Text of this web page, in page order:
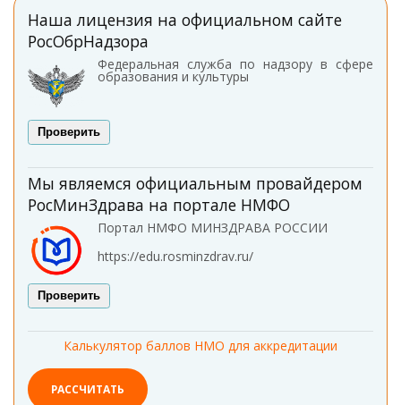
Наша лицензия на официальном сайте
РосОбрНадзора
Федеральная служба по надзору в сфере
образования и культуры
Проверить
Мы являемся официальным провайдером
РосМинЗдрава на портале НМФО
Портал НМФО МИНЗДРАВА РОССИИ
https://edu.rosminzdrav.ru/
Проверить
Калькулятор баллов НМО для аккредитации
РАССЧИТАТЬ